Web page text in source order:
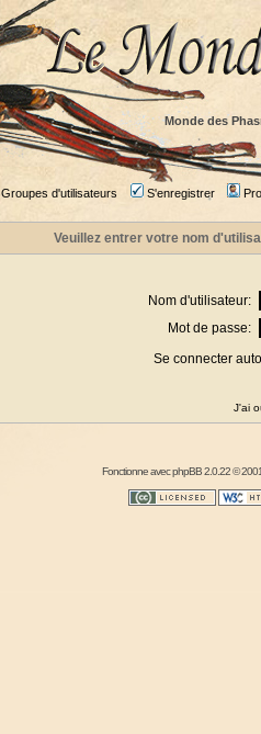
Monde des
Groupes d'utilisateurs S'enregistrer
Veuillez entrer votre nom
Nom d'utilisateur:
Mot de passe:
Se connecter
J'ai
Fonctionne avecphpBB2.0.22 ©